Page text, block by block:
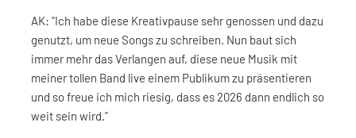
AK: "Ich habe diese Kreativpause sehr genossen und dazu
genutzt, um neue Songs zu schreiben. Nun baut sich
immer mehr das Verlangen auf, diese neue Musik mit
meiner tollen Band live einem Publikum zu präsentieren
und so freue ich mich riesig, dass es 2026 dann endlich so
weit sein wird."